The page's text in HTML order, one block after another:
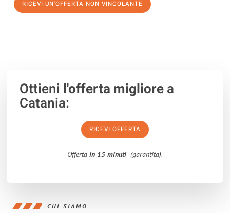
RICEVI UN'OFFERTA NON VINCOLANTE
Ottieni l'offerta migliorea
Catania:
RICEVI OFFERTA
Offerta in 15 minuti (garantita).
CHI SIAMO